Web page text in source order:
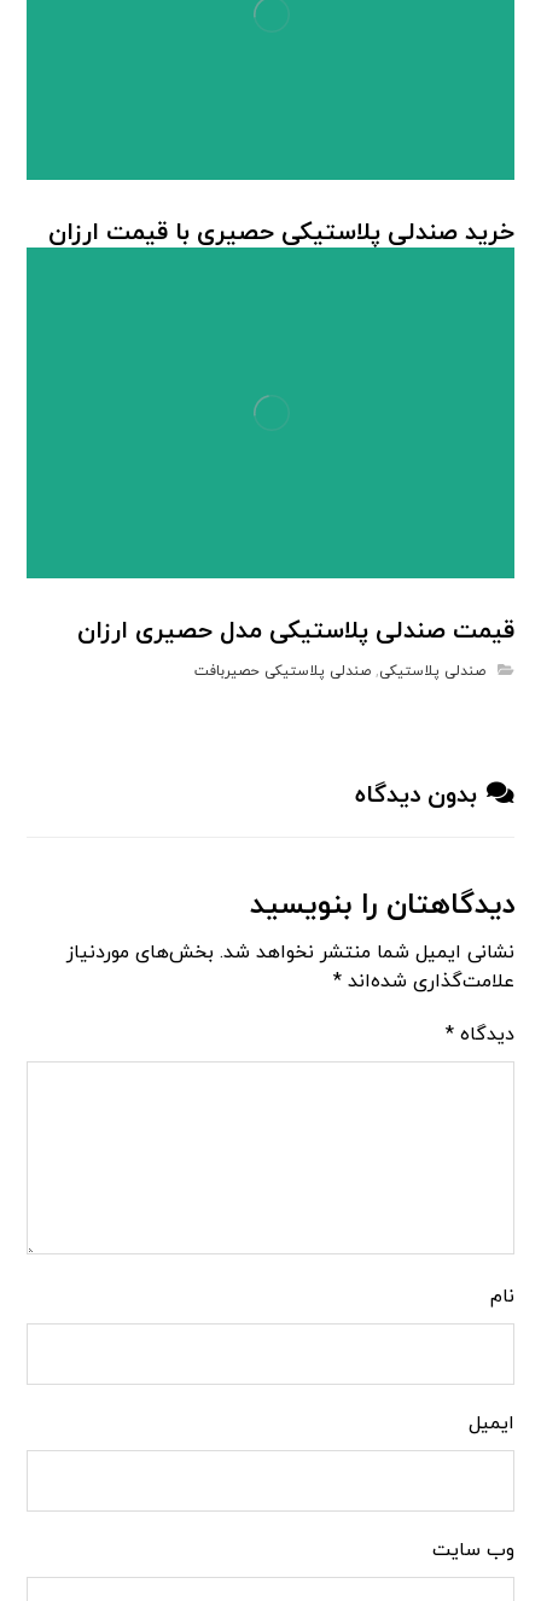
خرید صندلی پلاستیکی حصیری با قیمت ارزان
قیمت صندلی پلاستیکی مدل حصیری ارزان
صندلی پلاستیکی,صندلی پلاستیکی حصیربافت
بدون دیدگاه
دیدگاهتان را بنویسید
نشانی ایمیل شما منتشر نخواهد شد. بخش‌های موردنیاز
علامت‌گذاری شده‌اند*
دیدگاه*
نام
ایمیل
وب‌ سایت